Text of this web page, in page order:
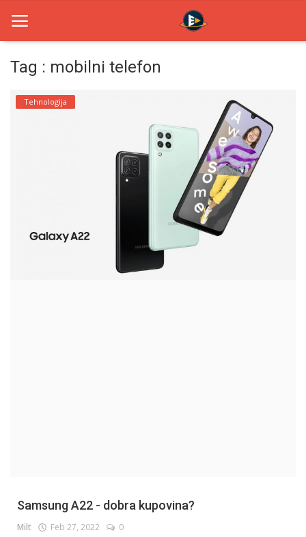
Home
Contact
Tag : mobilni telefon
Tehnologija
Samsung A22 - dobra kupovina?
Milt Feb 27, 2022 0